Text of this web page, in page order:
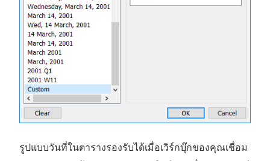
รูปแบบวันที่ในตารางรองรับได้เมื่อเวิร์กบุ๊กของคุณเชื่อม